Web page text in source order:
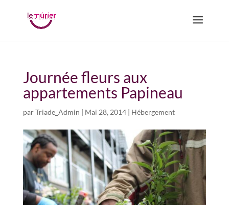
Journée fleurs aux
appartements Papineau
parTriade_Admin | Mai 28, 2014| Hébergement